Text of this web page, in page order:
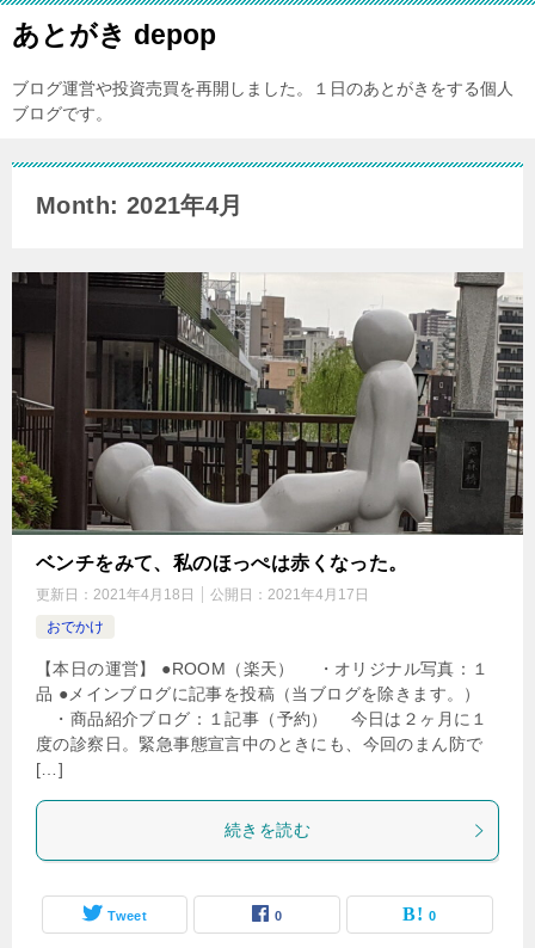
あとがき depop
ブログ運営や投資売買を再開しました。１日のあとがきをする個人
ブログです。
Month: 2021年4月
ベンチをみて、私のほっぺは赤くなった。
更新日： 2021年4月18日 公開日： 2021年4月17日
おでかけ
【本日の運営】 ●ROOM（楽天） ・オリジナル写真：１
品 ●メインブログに記事を投稿（当ブログを除きます。）
・商品紹介ブログ：１記事（予約） 今日は２ヶ月に１
度の診察日。緊急事態宣言中のときにも、今回のまん防で
[…]
続きを読む
Tweet 0 0